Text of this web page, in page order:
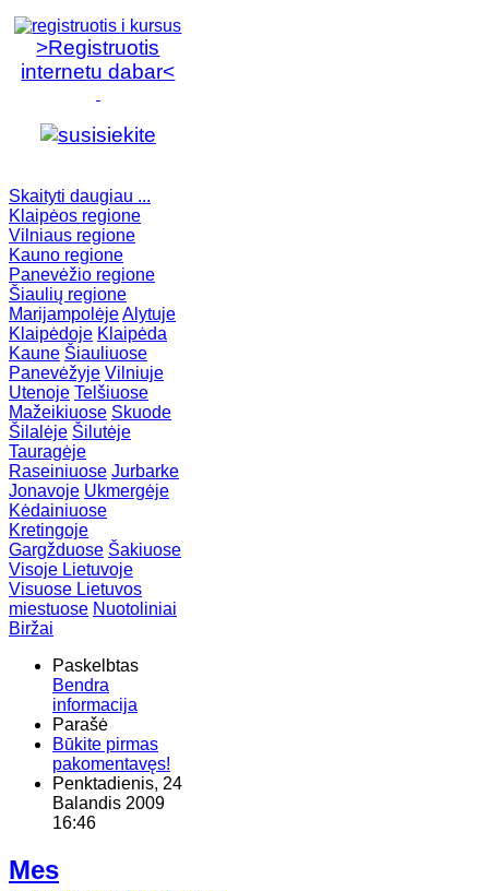
>Registruotis
internetu dabar<
Skaityti daugiau ...
Klaipėos regione
Vilniaus regione
Kauno regione
Panevėžio regione
Šiaulių regione
MarijampolėjeAlytuje
Klaipėdoje Klaipėda
Kaune Šiauliuose
Panevėžyje Vilniuje
Utenoje Telšiuose
Mažeikiuose Skuode
Šilalėje Šilutėje
Tauragėje
Raseiniuose Jurbarke
Jonavoje Ukmergėje
Kėdainiuose
Kretingoje
Gargžduose Šakiuose
Visoje Lietuvoje
Visuose Lietuvos
miestuose Nuotoliniai
Biržai
Paskelbtas
Bendra
informacija
Parašė
Būkite pirmas
pakomentavęs!
Penktadienis, 24
Balandis 2009
16:46
Mes